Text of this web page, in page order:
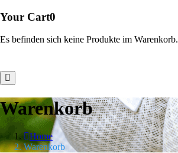
Your Cart0
Es befinden sich keine Produkte im Warenkorb.
Warenkorb
Home
Warenkorb